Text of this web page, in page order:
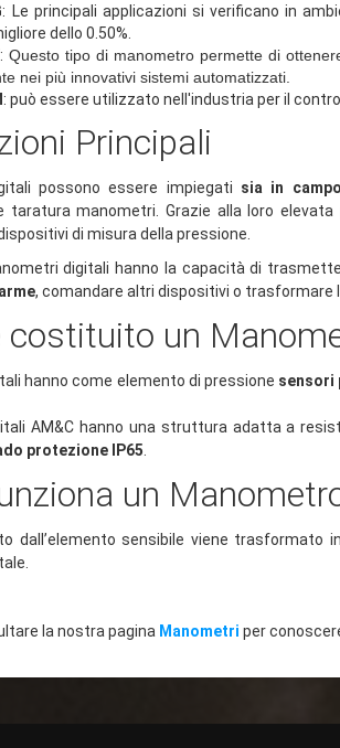
: Le principali applicazioni si verificano in
dello 0.50%.
: Questo tipo di manometro permette di
nei più innovativi sistemi automatizzati.
: può essere utilizzato nell'industria per il
Principali
possono essere impiegati sia in
taratura manometri. Grazie alla loro
di misura della pressione.
digitali hanno la capacità di
, comandare altri dispositivi o trasformare
costituito un
hanno come elemento di pressione sensori
AM&C hanno una struttura adatta a
protezione IP65.
un
dall’elemento sensibile viene
la nostra pagina Manometri per